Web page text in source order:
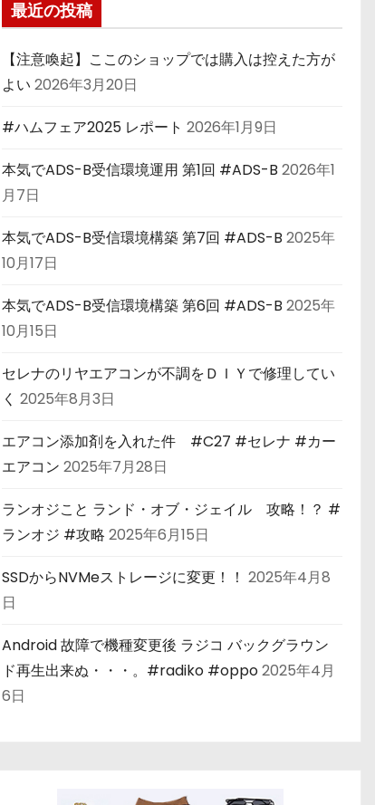
最近の投稿
【注意喚起】ここのショップでは購入は控えた方が
よい 2026年3月20日
#ハムフェア2025 レポート 2026年1月9日
本気でADS-B受信環境運用 第1回 #ADS-B 2026年1
月7日
本気でADS-B受信環境構築 第7回 #ADS-B 2025年
10月17日
本気でADS-B受信環境構築 第6回 #ADS-B 2025年
10月15日
セレナのリヤエアコンが不調をＤＩＹで修理してい
く 2025年8月3日
エアコン添加剤を入れた件 #C27 #セレナ #カー
エアコン 2025年7月28日
ランオジこと ランド・オブ・ジェイル 攻略！？ #
ランオジ #攻略 2025年6月15日
SSDからNVMeストレージに変更！！ 2025年4月8
日
Android 故障で機種変更後 ラジコ バックグラウン
ド再生出来ぬ・・・。#radiko #oppo2025年4月
6日